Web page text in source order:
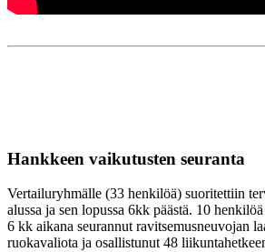
Hankkeen vaikutusten seuranta
Vertailuryhmälle (33 henkilöä) suoritettiin
alussa ja sen lopussa 6kk päästä. 10
6 kk aikana seurannut ravitsemusneuvojan
ruokavaliota ja osallistunut 48